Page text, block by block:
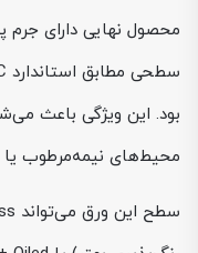
بود. این ویژگی باعث
محیط‌های نیمه‌مرطوب یا